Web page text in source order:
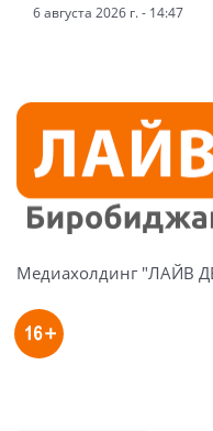
6 августа 2026 г. - 14:47
Медиахолдинг "ЛАЙВ